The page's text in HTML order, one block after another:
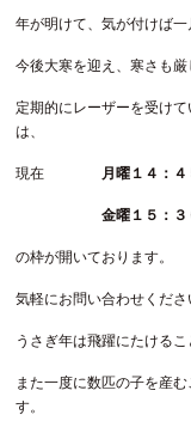
年が明けて、気が付けば一
今後大寒を迎え、寒さも厳
定期的にレーザーを受け
は、
現在 月曜１４：
金曜１５：３
の枠が開いております。
気軽にお問い合わせくださ
うさぎ年は飛躍にたける
また一度に数匹の子を産
す。